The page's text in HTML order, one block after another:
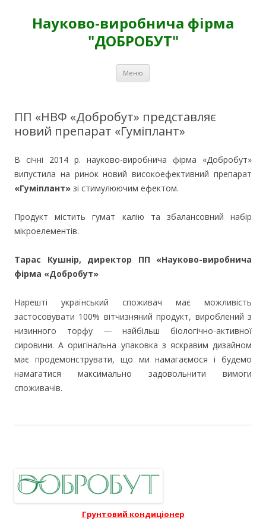
Науково-виробнича фірма
"ДОБРОБУТ"
Меню
ПП «НВФ «Добробут» представляє
новий препарат «Гуміплант»
В січні 2014 р. науково-виробнича фірма «Добробут»
випустила на ринок новий високоефективний препарат
«Гуміплант» зі стимулюючим ефектом.
Продукт містить гумат калію та збалансовний набір
мікроелементів.
Тарас Кушнір, директор ПП «Науково-виробнича
фірма «Добробут»
Нарешті український споживач має можливість
застосовувати 100% вітчизняний продукт, вироблений з
низинного торфу — найбільш біологічно-активної
сировини. А оригінальна упаковка з яскравим дизайном
має продемонструвати, що ми намагаємося і будемо
намагатися максимально задовольнити вимоги
споживачів.
Грунтовий кондиціонер